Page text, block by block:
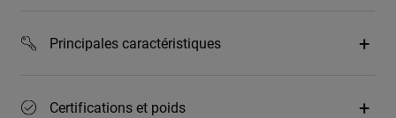
Principales caractéristiques
Certifications et poids